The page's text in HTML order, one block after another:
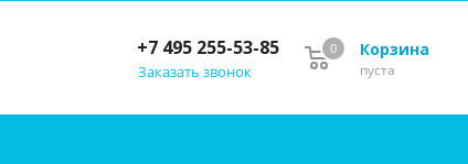
Корзина
пуста
0
+7 495 255-53-85
Заказать звонок